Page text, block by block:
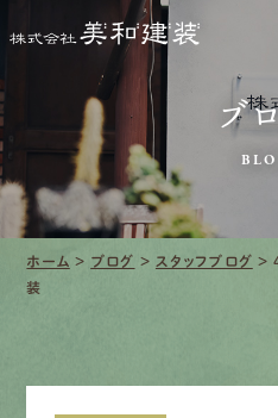
お家をきれいに
会社をきれいに
クリーニング
施工事例
会社案内
ブ
ホーム > ブログ > スタッフブログ >
装